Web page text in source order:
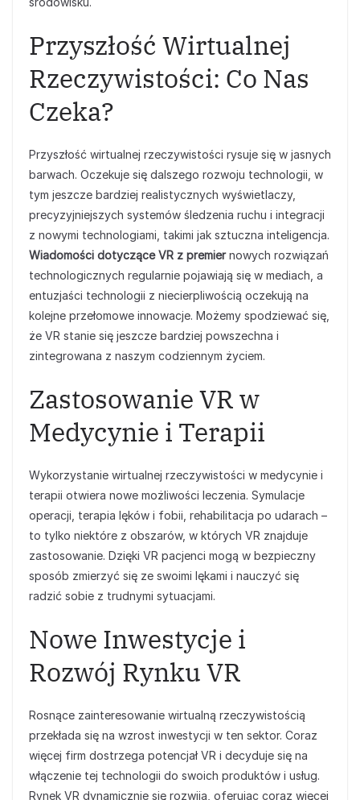
Przyszłość Wirtualnej
Rzeczywistości: Co Nas
Czeka?
Przyszłość wirtualnej rzeczywistości rysuje się w jasnych
barwach. Oczekuje się dalszego rozwoju technologii, w
tym jeszcze bardziej realistycznych wyświetlaczy,
precyzyjniejszych systemów śledzenia ruchu i integracji
z nowymi technologiami, takimi jak sztuczna inteligencja.
Wiadomości dotyczące VR z premiernowych rozwiązań
technologicznych regularnie pojawiają się w mediach, a
entuzjaści technologii z niecierpliwością oczekują na
kolejne przełomowe innowacje. Możemy spodziewać się,
że VR stanie się jeszcze bardziej powszechna i
zintegrowana z naszym codziennym życiem.
Zastosowanie VR w
Medycynie i Terapii
Wykorzystanie wirtualnej rzeczywistości w medycynie i
terapii otwiera nowe możliwości leczenia. Symulacje
operacji, terapia lęków i fobii, rehabilitacja po udarach –
to tylko niektóre z obszarów, w których VR znajduje
zastosowanie. Dzięki VR pacjenci mogą w bezpieczny
sposób zmierzyć się ze swoimi lękami i nauczyć się
radzić sobie z trudnymi sytuacjami.
Nowe Inwestycje i
Rozwój Rynku VR
Rosnące zainteresowanie wirtualną rzeczywistością
przekłada się na wzrost inwestycji w ten sektor. Coraz
więcej firm dostrzega potencjał VR i decyduje się na
włączenie tej technologii do swoich produktów i usług.
Rynek VR dynamicznie się rozwija, oferując coraz więcej